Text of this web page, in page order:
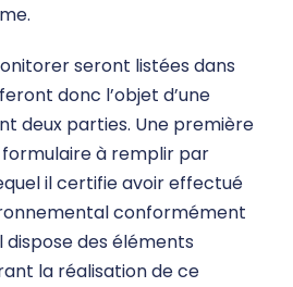
seront listées dans
donc l’objet d’une
deux parties. Une première
à remplir par
il certifie avoir effectué
conformément
dispose des éléments
la réalisation de ce